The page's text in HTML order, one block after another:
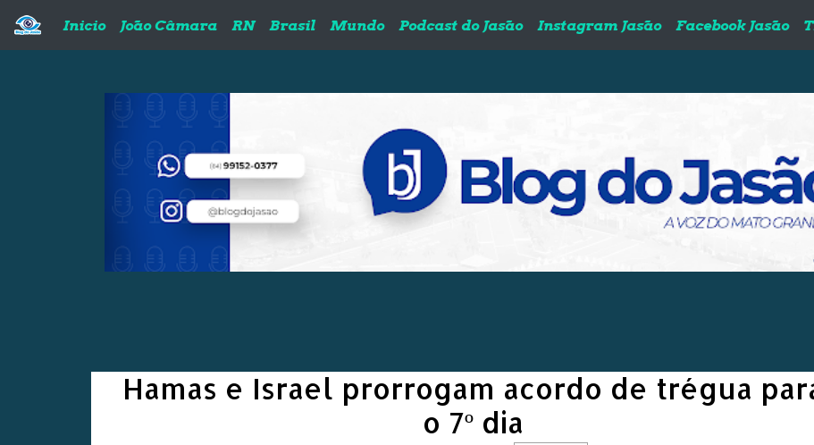
Inicio João Câmara RN Brasil Mundo Podcast do Jasão Instagram Jasão Facebook Jasão
Hamas e Israel prorrogam acordo de trégua
o 7º dia